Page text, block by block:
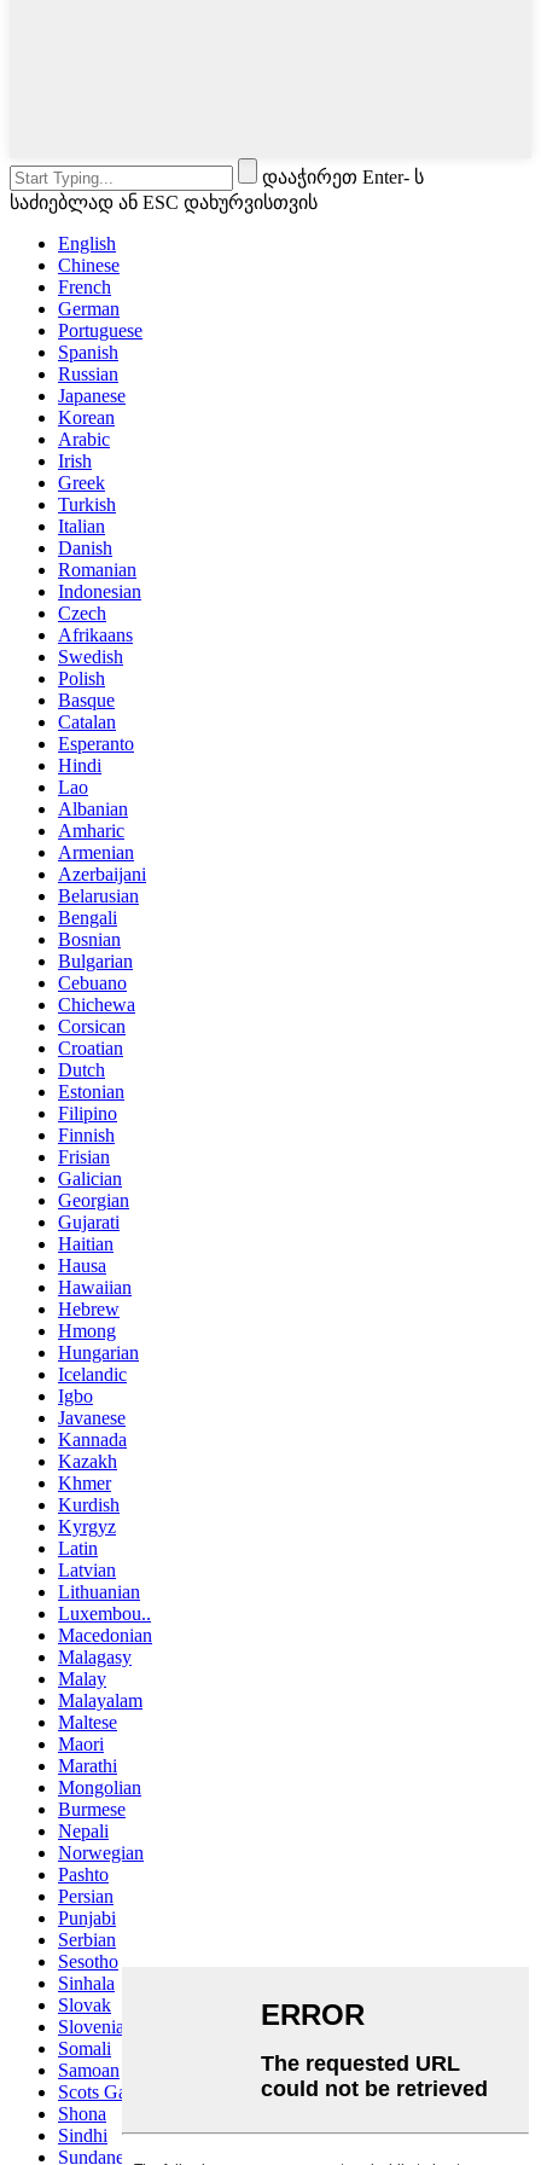
დააჭირეთ Enter- ს
საძიებლად ან ESC დახურვისთვის
English
Chinese
French
German
Portuguese
Spanish
Russian
Japanese
Korean
Arabic
Irish
Greek
Turkish
Italian
Danish
Romanian
Indonesian
Czech
Afrikaans
Swedish
Polish
Basque
Catalan
Esperanto
Hindi
Lao
Albanian
Amharic
Armenian
Azerbaijani
Belarusian
Bengali
Bosnian
Bulgarian
Cebuano
Chichewa
Corsican
Croatian
Dutch
Estonian
Filipino
Finnish
Frisian
Galician
Georgian
Gujarati
Haitian
Hausa
Hawaiian
Hebrew
Hmong
Hungarian
Icelandic
Igbo
Javanese
Kannada
Kazakh
Khmer
Kurdish
Kyrgyz
Latin
Latvian
Lithuanian
Luxembou..
Macedonian
Malagasy
Malay
Malayalam
Maltese
Maori
Marathi
Mongolian
Burmese
Nepali
Norwegian
Pashto
Persian
Punjabi
Serbian
Sesotho
Sinhala
Slovak
Slovenian
Somali
Samoan
Scots Gaelic
Shona
Sindhi
Sundanese